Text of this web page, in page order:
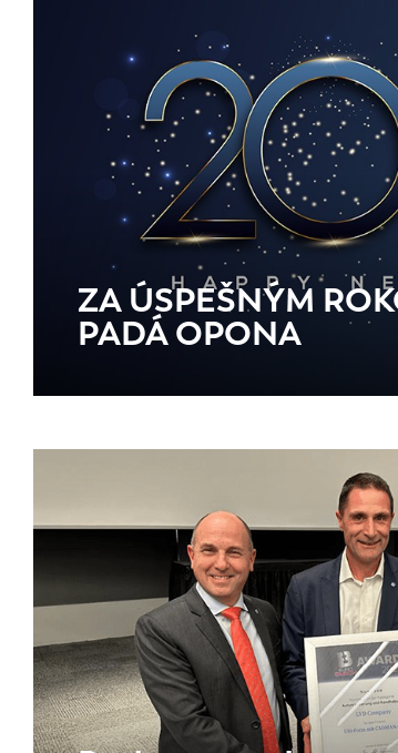
ZA ÚSPEŠNÝM
PADÁ OPONA